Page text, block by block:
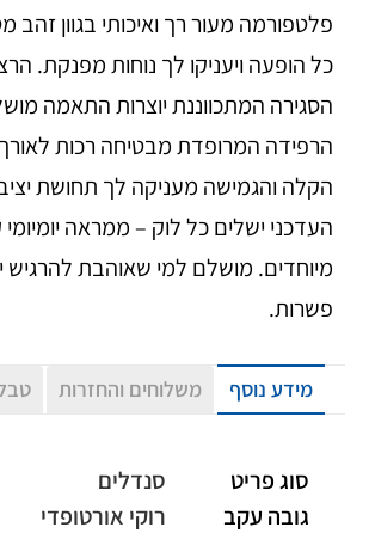
פלטפורמה מעור רך ואיכותי בגוון זהב
כל הופעה ויעניקו לך נוחות מפנקת.
הסגירה המתכווננת יוצרות התאמה
הרפידה המרופדת מבטיחה רכות
הקלה והגמישה מעניקה לך תחושת
העדכני ישלים כל לוק – ממראה יומיומי
מיוחדים. מושלם למי שאוהבת להרגיש
פשרות.
מידע נוסף משלוחים והחזרות
סוג פריט
סנדלים
גובה עקב
רוקי אורטופדי